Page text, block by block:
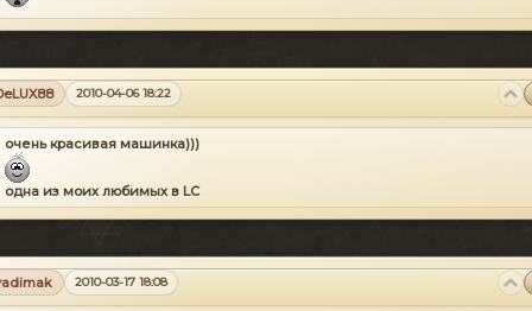
2010-04-06 18:22
очень красивая машинка)))
одна из моих любимых в LC
2010-03-17 18:08